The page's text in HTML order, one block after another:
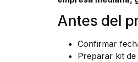
Antes del
Confirmar
Preparar kit